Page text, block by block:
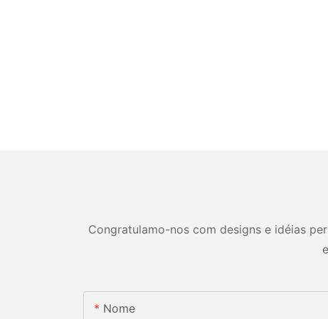
Congratulamo-nos com designs e idéias
Nome